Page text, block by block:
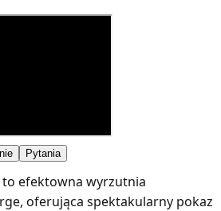
Pytania
to efektowna wyrzutnia
oferująca spektakularny pokaz